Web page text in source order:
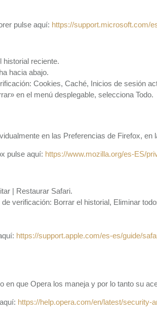
pulse aquí: https://support.microsoft.com/
historial reciente.
hacia abajo.
Cookies, Caché, Inicios de sesión
en el menú desplegable, selecciona Todo.
en las Preferencias de Firefox,
pulse aquí: https://www.mozilla.org/es-ES/
| Restaurar Safari.
verificación: Borrar el historial, Eliminar
https://support.apple.com/es-es/guide/
en que Opera los maneja y por lo tanto su
https://help.opera.com/en/latest/security-